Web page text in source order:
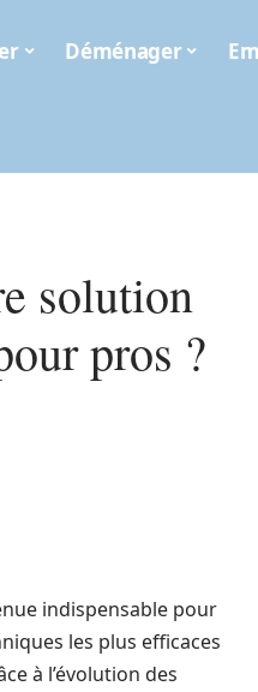
Déménager
solution
pros ?
indispensable pour
les plus efficaces
à l’évolution des